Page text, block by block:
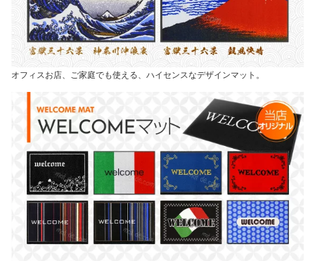
オフィスお店、ご家庭でも使える、ハイセンスなデザインマット。